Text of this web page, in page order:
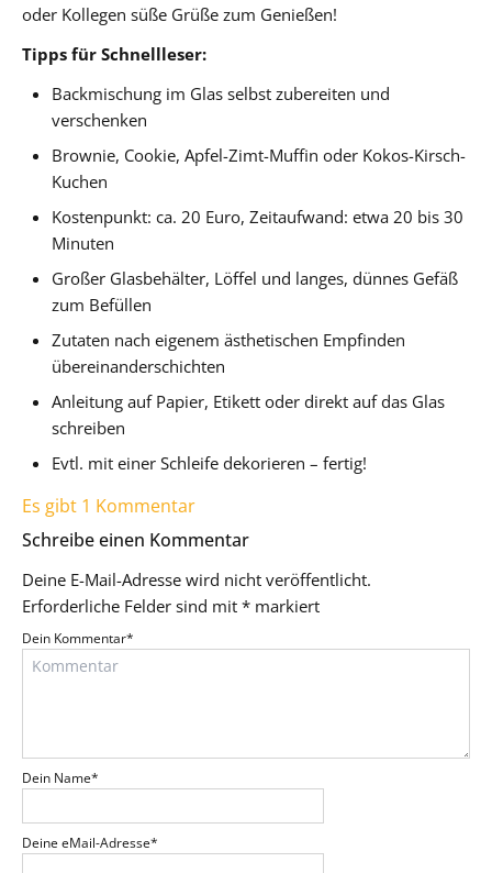
oder Kollegen süße Grüße zum Genießen!
Tipps für Schnellleser:
Backmischung im Glas selbst zubereiten und
verschenken
Brownie, Cookie, Apfel-Zimt-Muffin oder Kokos-Kirsch-
Kuchen
Kostenpunkt: ca. 20 Euro, Zeitaufwand: etwa 20 bis 30
Minuten
Großer Glasbehälter, Löffel und langes, dünnes Gefäß
zum Befüllen
Zutaten nach eigenem ästhetischen Empfinden
übereinanderschichten
Anleitung auf Papier, Etikett oder direkt auf das Glas
schreiben
Evtl. mit einer Schleife dekorieren – fertig!
Es gibt 1 Kommentar
Schreibe einen Kommentar
Deine E-Mail-Adresse wird nicht veröffentlicht.
Erforderliche Felder sind mit * markiert
Dein Kommentar*
Dein Name*
Deine eMail-Adresse*